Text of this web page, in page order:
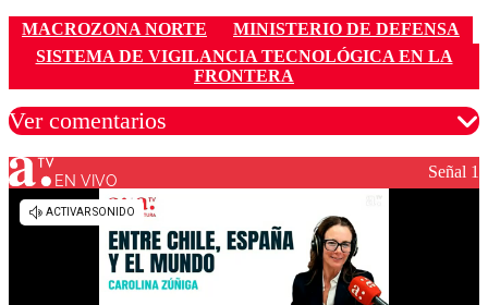
MACROZONA NORTE
MINISTERIO DE DEFENSA
SISTEMA DE VIGILANCIA TECNOLÓGICA EN LA
FRONTERA
Ver comentarios
Los comentarios son moderados para garantizar un
EN VIVO Señal 1